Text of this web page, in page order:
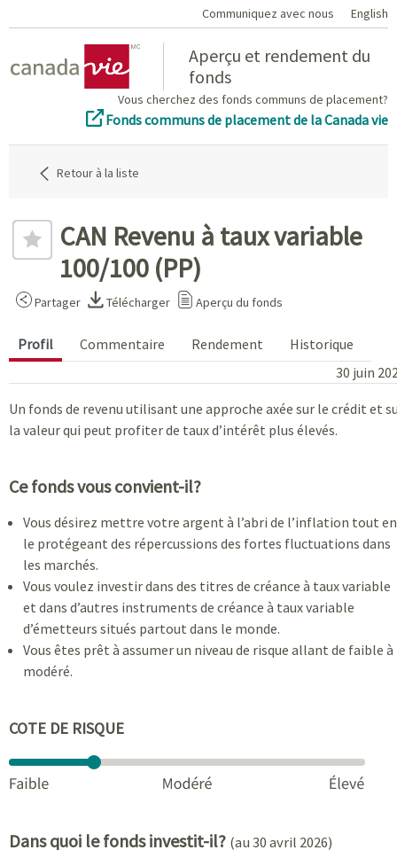
Communiquez avec nous English
Aperçu et rendement du
fonds
Vous cherchez des fonds communs de placement?
Fonds communs de placement de la Canada vie
Retour à la liste
CAN Revenu à taux variable
100/100 (PP)
Partager Télécharger Aperçu du fonds
Profil Commentaire Rendement
Historique
30 juin
Un fonds de revenu utilisant une approche axée sur le crédit et
la valeur qui peut profiter de taux d’intérêt plus élevés.
Ce fonds vous convient-il?
Vous désirez mettre votre argent à l’abri de l’inflation tout en
le protégeant des répercussions des fortes fluctuations dans
les marchés.
Vous voulez investir dans des titres de créance à taux variable
et dans d’autres instruments de créance à taux variable
d’émetteurs situés partout dans le monde.
Vous êtes prêt à assumer un niveau de risque allant de faible à
modéré.
COTE DE RISQUE
Dans quoi le fonds investit-il? (au 30 avril 2026)